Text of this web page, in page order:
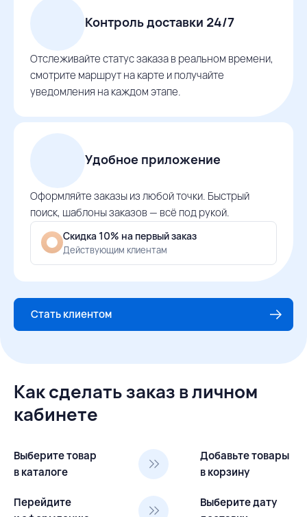
Контроль доставки 24/7
Отслеживайте статус заказа в реальном времени,
смотрите маршрут на карте и получайте
уведомления на каждом этапе.
Удобное приложение
Оформляйте заказы из любой точки. Быстрый
поиск, шаблоны заказов — всё под рукой.
Скидка 10% на первый заказ
Действующим клиентам
Стать клиентом
Как сделать заказ в личном
кабинете
Выберите товар
в каталоге
Добавьте товары
в корзину
Перейдите
Выберите дату